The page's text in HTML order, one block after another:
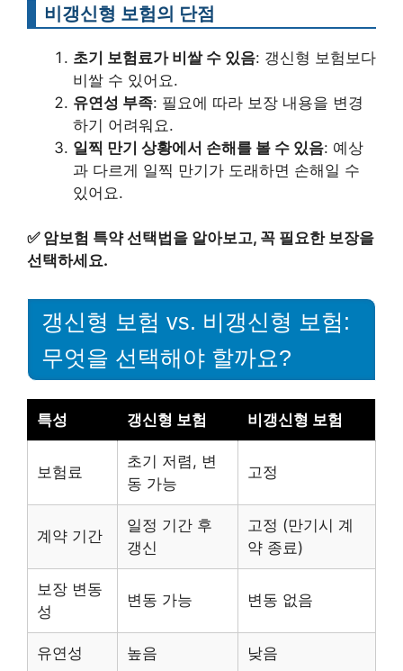
비갱신형 보험의 단점
초기 보험료가 비쌀 수 있음: 갱신형 보험보다
비쌀 수 있어요.
유연성 부족: 필요에 따라 보장 내용을 변경
하기 어려워요.
일찍 만기 상황에서 손해를 볼 수 있음: 예상
과 다르게 일찍 만기가 도래하면 손해일 수
있어요.
✅ 암보험 특약 선택법을 알아보고, 꼭 필요한 보장을
선택하세요.
갱신형 보험 vs. 비갱신형 보험:
무엇을 선택해야 할까요?
특성 갱신형 보험 비갱신형 보험
보험료
초기 저렴, 변
동 가능
고정
계약 기간
일정 기간 후
갱신
고정 (만기시 계
약 종료)
보장 변동
성
변동 가능 변동 없음
유연성 높음 낮음